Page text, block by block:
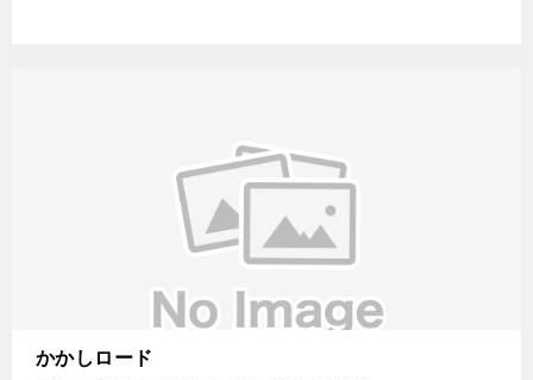
かかしロード